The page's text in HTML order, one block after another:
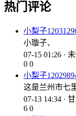
热门评论
小梨子
小璇子、
07-15 01:26 ·
0 0
小梨子
这是兰州市七
07-13 14:34 ·
6 0